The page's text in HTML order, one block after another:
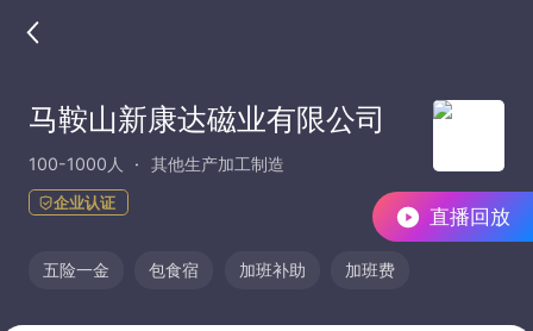
直播回放
马鞍山新康达磁业有限公司
100-1000人 其他生产加工制造
企业认证
五险一金 包食宿 加班补助 加班费